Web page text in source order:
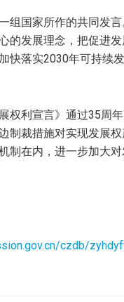
组国家所作的共同发
的发展理念，把促进
快落实2030年可持续
权利宣言》通过35周
制裁措施对实现发展
制在内，进一步加大
czdb/